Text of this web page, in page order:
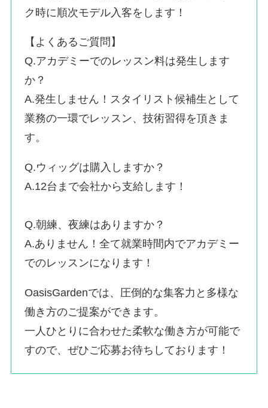
ク時に順次モデル入客をします！
【よくあるご質問】
Q.アカデミーでのレッスン料は発生します
か？
A.発生しません！スタイリスト候補生として
業務の一環でレッスン、技術習得を頂きま
す。
Q.ウィッグは購入しますか？
A.12台まで会社から支給します！
Q.朝練、夜練はありますか？
A.ありません！全て就業時間内でアカデミー
でのレッスンになります！
OasisGardenでは、圧倒的な集客力と多様な
働き方のご提案ができます。
一人ひとりに合わせた柔軟な働き方が可能で
すので、ぜひご応募お待ちしております！